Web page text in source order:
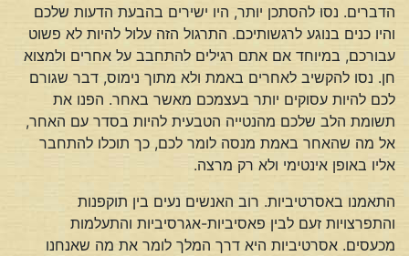
הדברים. נסו להסתכן יותר, היו ישירים בהבעת הדעות שלכם
והיו כנים בנוגע לרגשותיכם. התרגול הזה עלול להיות לא פשוט
עבורכם, במיוחד אם אתם רגילים להתחבב על אחרים ולמצוא
חן. נסו להקשיב לאחרים באמת ולא מתוך נימוס, דבר שגורם
לכם להיות עסוקים יותר בעצמכם מאשר באחר. הפנו את
תשומת הלב שלכם מהנטייה הטבעית להיות בסדר עם האחר,
אל מה שהאחר באמת מנסה לומר לכם, כך תוכלו להתחבר
אליו באופן אינטימי ולא רק מרצה.
התאמנו באסרטיביות. רוב האנשים נעים בין תוקפנות
והתפרצויות זעם לבין פאסיביות-אגרסיביות והתעלמות
מכעסים. אסרטיביות היא דרך המלך לומר את מה שאנחנו